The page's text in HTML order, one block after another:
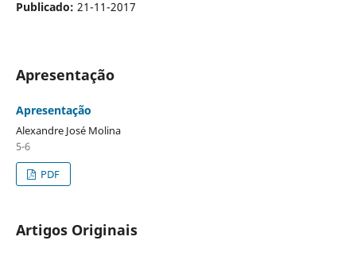
Publicado: 21-11-2017
Apresentação
Apresentação
Alexandre José Molina
5-6
PDF
Artigos Originais